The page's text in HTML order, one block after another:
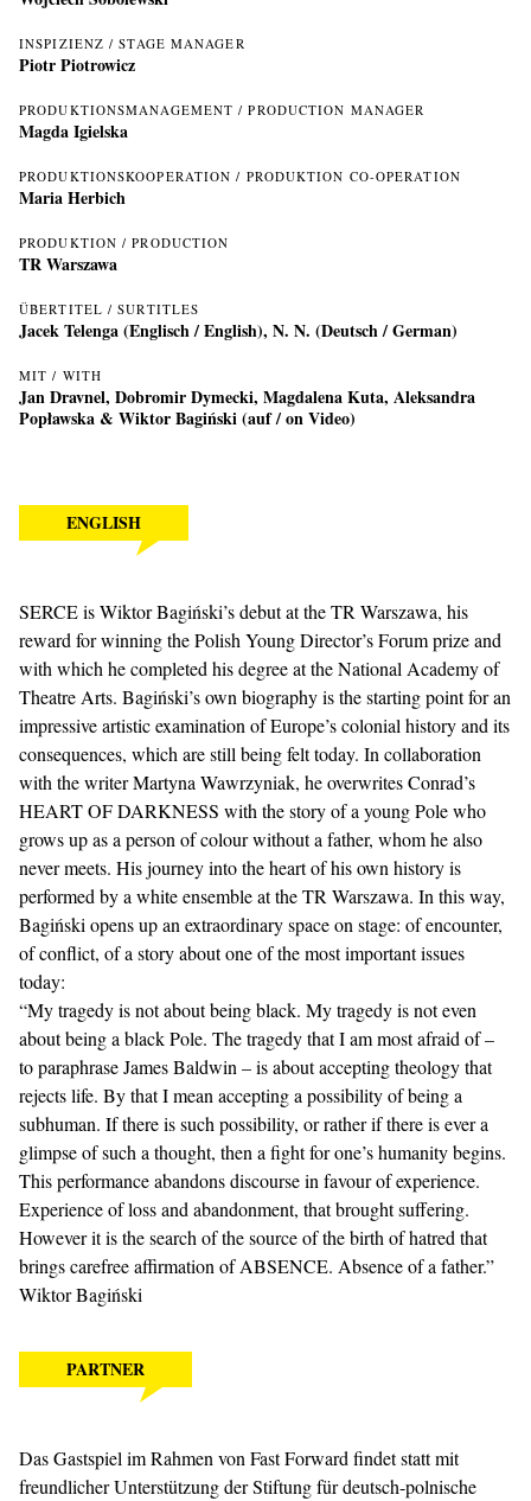
INSPIZIENZ / STAGE MANAGER
Piotr Piotrowicz
PRODUKTIONSMANAGEMENT / PRODUCTION MANAGER
Magda Igielska
PRODUKTIONSKOOPERATION / PRODUKTION CO-OPERATION
Maria Herbich
PRODUKTION / PRODUCTION
TR Warszawa
ÜBERTITEL / SURTITLES
Jacek Telenga (Englisch / English), N. N. (Deutsch / German)
MIT / WITH
Jan Dravnel, Dobromir Dymecki, Magdalena Kuta, Aleksandra
Popławska & Wiktor Bagiński (auf / on Video)
ENGLISH
SERCE is Wiktor Bagiński’s debut at the TR Warszawa, his
reward for winning the Polish Young Director’s Forum prize and
with which he completed his degree at the National Academy of
Theatre Arts. Bagiński’s own biography is the starting point for an
impressive artistic examination of Europe’s colonial history and its
consequences, which are still being felt today. In collaboration
with the writer Martyna Wawrzyniak, he overwrites Conrad’s
HEART OF DARKNESS with the story of a young Pole who
grows up as a person of colour without a father, whom he also
never meets. His journey into the heart of his own history is
performed by a white ensemble at the TR Warszawa. In this way,
Bagiński opens up an extraordinary space on stage: of encounter,
of conflict, of a story about one of the most important issues
today:
“My tragedy is not about being black. My tragedy is not even
about being a black Pole. The tragedy that I am most afraid of –
to paraphrase James Baldwin – is about accepting theology that
rejects life. By that I mean accepting a possibility of being a
subhuman. If there is such possibility, or rather if there is ever a
glimpse of such a thought, then a fight for one’s humanity begins.
This performance abandons discourse in favour of experience.
Experience of loss and abandonment, that brought suffering.
However it is the search of the source of the birth of hatred that
brings carefree affirmation of ABSENCE. Absence of a father.”
Wiktor Bagiński
PARTNER
Das Gastspiel im Rahmen von Fast Forward findet statt mit
freundlicher Unterstützung derStiftung für deutsch-polnische